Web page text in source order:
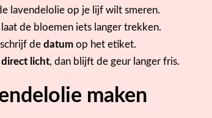
lavendelolie op je lijf wilt smeren.
de bloemen iets langer trekken.
de datum op het etiket.
direct licht, dan blijft de geur langer fris.
maken